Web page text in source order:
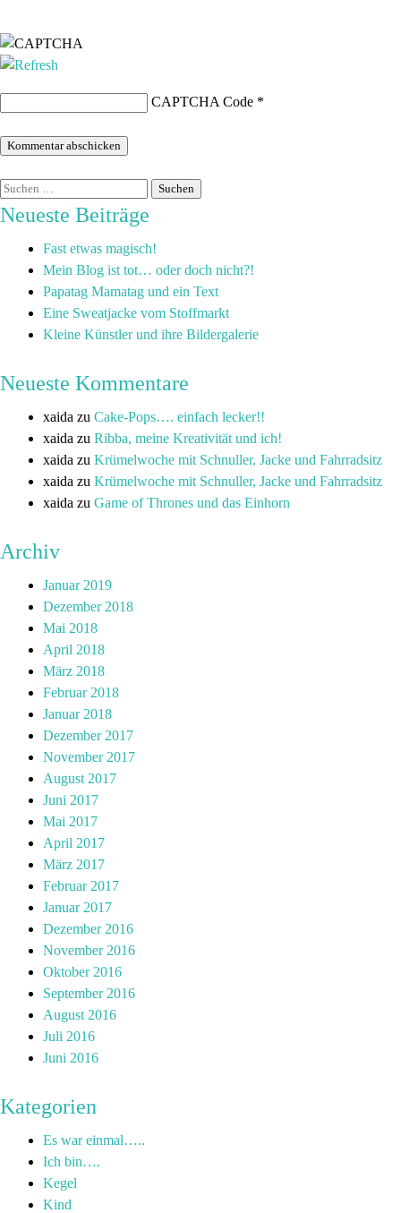
CAPTCHA Code *
Neueste Beiträge
Fast etwas magisch!
Mein Blog ist tot… oder doch nicht?!
Papatag Mamatag und ein Text
Eine Sweatjacke vom Stoffmarkt
Kleine Künstler und ihre Bildergalerie
Neueste Kommentare
xaida zu Cake-Pops…. einfach lecker!!
xaida zu Ribba, meine Kreativität und ich!
xaida zu Krümelwoche mit Schnuller, Jacke und Fahrradsitz
xaida zu Krümelwoche mit Schnuller, Jacke und Fahrradsitz
xaida zu Game of Thrones und das Einhorn
Archiv
Januar 2019
Dezember 2018
Mai 2018
April 2018
März 2018
Februar 2018
Januar 2018
Dezember 2017
November 2017
August 2017
Juni 2017
Mai 2017
April 2017
März 2017
Februar 2017
Januar 2017
Dezember 2016
November 2016
Oktober 2016
September 2016
August 2016
Juli 2016
Juni 2016
Kategorien
Es war einmal…..
Ich bin….
Kegel
Kind